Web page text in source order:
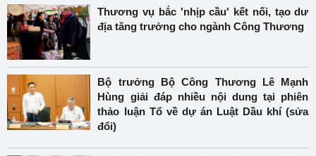
Thương vụ bắc 'nhịp cầu' kết nối, tạo dư
địa tăng trưởng cho ngành Công Thương
Bộ trưởng Bộ Công Thương Lê Mạnh
Hùng giải đáp nhiều nội dung tại phiên
thảo luận Tổ về dự án Luật Dầu khí (sửa
đổi)